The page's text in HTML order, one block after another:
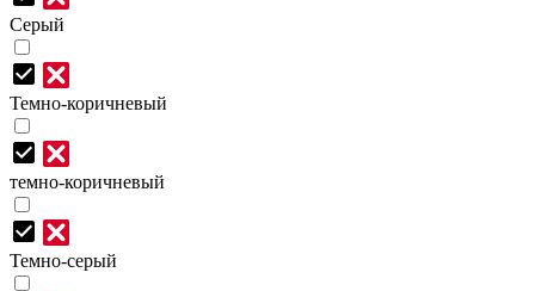
Серый
Темно-коричневый
темно-коричневый
Темно-серый